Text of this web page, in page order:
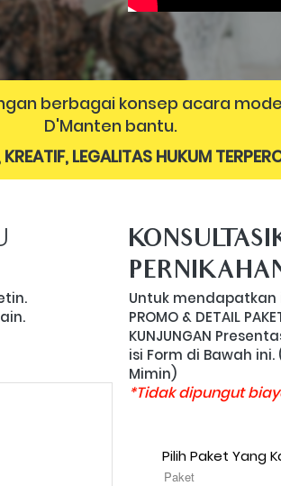
berbagai konsep acara
D'Manten bantu.
LEGALITAS HUKUM
Untuk
PROMO & DETAIL
KUNJUNGAN
isi Form di Bawah
Mimin)
*Tidak dipungut
Pilih Paket Yang
Paket